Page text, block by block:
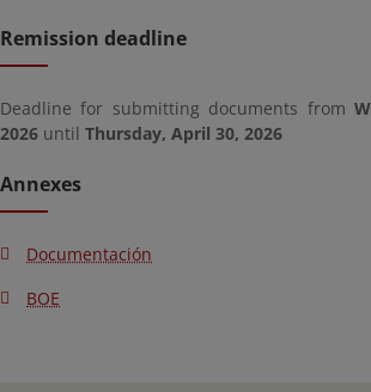
Remission deadline
Deadline for submitting documents from
2026 until Thursday, April 30, 2026
Annexes
Documentación
BOE